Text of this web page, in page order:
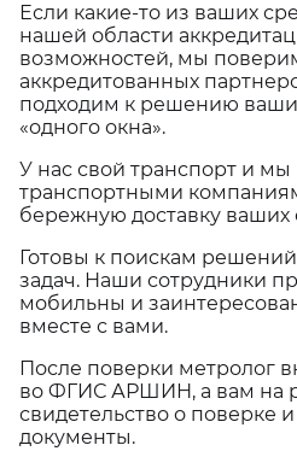
Если какие-то из ваших
нашей области
возможностей, мы
аккредитованных
подходим к решению
«одного окна».
У нас свой транспорт и
транспортными
бережную доставку
Готовы к поискам
задач. Наши сотрудники
мобильны и
вместе с вами.
После поверки метролог
во ФГИС АРШИН, а вам на
свидетельство о поверке
документы.